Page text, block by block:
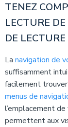
TENEZ
LECTURE
DE LECTURE
La navigation de
suffisamment
facilement
menus de
l’emplacement
permettent aux